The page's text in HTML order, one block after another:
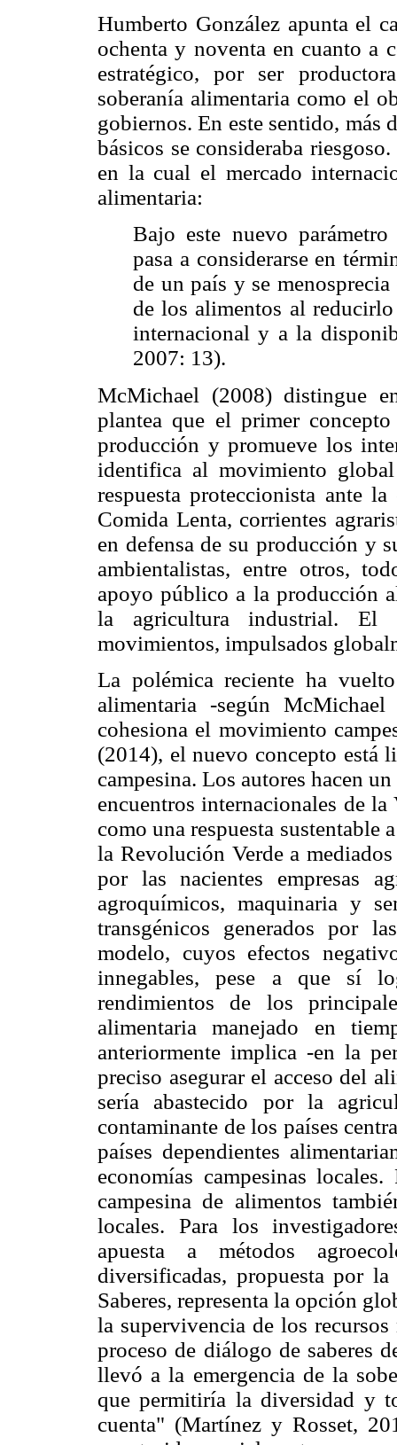
Humberto González apunta el
ochenta y noventa en cuanto a
estratégico, por ser
soberanía alimentaria como el
gobiernos. En este sentido, más
básicos se consideraba
en la cual el mercado
alimentaria:
Bajo este nuevo
pasa a considerarse en
de un país y se
de los alimentos al
internacional y a la
2007: 13).
McMichael (2008) distingue
plantea que el primer
producción y promueve los
identifica al movimiento
respuesta proteccionista ante
Comida Lenta, corrientes
en defensa de su producción y
ambientalistas, entre otros,
apoyo público a la producción
la agricultura industrial. El
movimientos, impulsados
La polémica reciente ha
alimentaria -según
cohesiona el movimiento
(2014), el nuevo concepto está
campesina. Los autores hacen
encuentros internacionales de
como una respuesta sustentable
la Revolución Verde a
por las nacientes empresas
agroquímicos, maquinaria y
transgénicos generados por
modelo, cuyos efectos
innegables, pese a que sí
rendimientos de los
alimentaria manejado en
anteriormente implica -en la
preciso asegurar el acceso del
sería abastecido por la
contaminante de los países
países dependientes
economías campesinas
campesina de alimentos
locales. Para los
apuesta a métodos
diversificadas, propuesta por
Saberes, representa la opción
la supervivencia de los
proceso de diálogo de saberes
llevó a la emergencia de la
que permitiría la diversidad y
cuenta" (Martínez y Rosset,